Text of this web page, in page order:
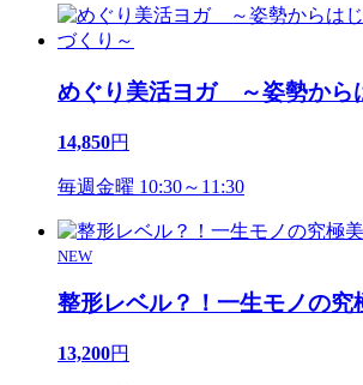
めぐり美活ヨガ ～姿勢か
14,850円
毎週金曜 10:30～11:30
NEW
整形レベル？！一生モノの究
13,200円